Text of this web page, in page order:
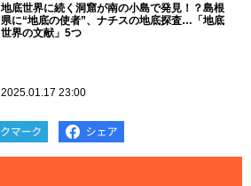
地底世界に続く洞窟が南の小島で発見！？島根
県に“地底の使者”、ナチスの地底探査…「地底
世界の文献」5つ
2025.01.17 23:00